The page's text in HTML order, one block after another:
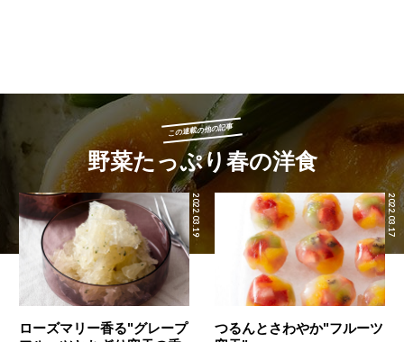
この連載の他の記事
野菜たっぷり春の洋食
2022.03.19
ローズマリー香る"グレープ
2022.03.17
つるんとさわやか"フルーツ